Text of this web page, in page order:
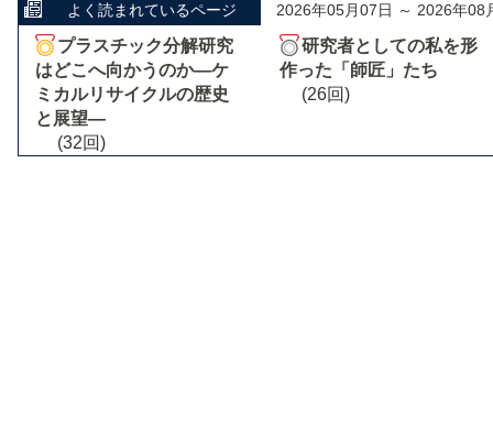
よく読まれているページ 2026年05月07日 ～ 2026年08
プラスチック分解研究
はどこへ向かうのか―ケ
ミカルリサイクルの歴史
と展望―
(32回)
研究者としての私を形
作った「師匠」たち
(26回)